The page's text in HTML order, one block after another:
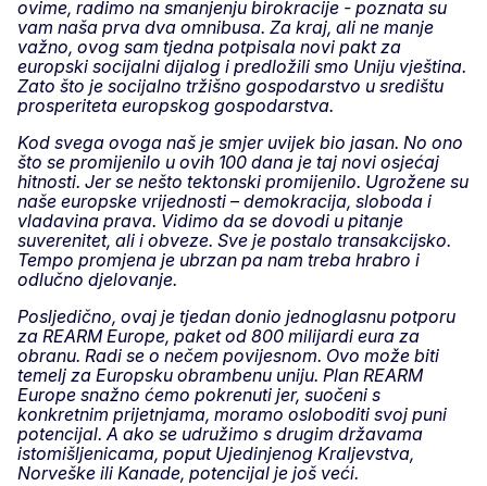
ovime, radimo na smanjenju birokracije - poznata su
vam naša prva dva omnibusa. Za kraj, ali ne manje
važno, ovog sam tjedna potpisala novi pakt za
europski socijalni dijalog i predložili smo Uniju vještina.
Zato što je socijalno tržišno gospodarstvo u središtu
prosperiteta europskog gospodarstva.
Kod svega ovoga naš je smjer uvijek bio jasan. No ono
što se promijenilo u ovih 100 dana je taj novi osjećaj
hitnosti. Jer se nešto tektonski promijenilo. Ugrožene su
naše europske vrijednosti – demokracija, sloboda i
vladavina prava. Vidimo da se dovodi u pitanje
suverenitet, ali i obveze. Sve je postalo transakcijsko.
Tempo promjena je ubrzan pa nam treba hrabro i
odlučno djelovanje.
Posljedično, ovaj je tjedan donio jednoglasnu potporu
za REARM Europe, paket od 800 milijardi eura za
obranu. Radi se o nečem povijesnom. Ovo može biti
temelj za Europsku obrambenu uniju. Plan REARM
Europe snažno ćemo pokrenuti jer, suočeni s
konkretnim prijetnjama, moramo osloboditi svoj puni
potencijal. A ako se udružimo s drugim državama
istomišljenicama, poput Ujedinjenog Kraljevstva,
Norveške ili Kanade, potencijal je još veći.